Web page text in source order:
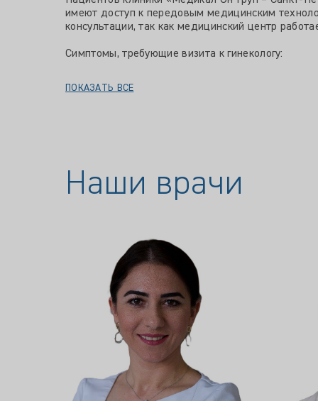
имеют доступ к передовым медицинским
консультации, так как медицинский центр
Симптомы, требующие визита к гинекологу:
ПОКАЗАТЬ ВСЕ
Наши врачи